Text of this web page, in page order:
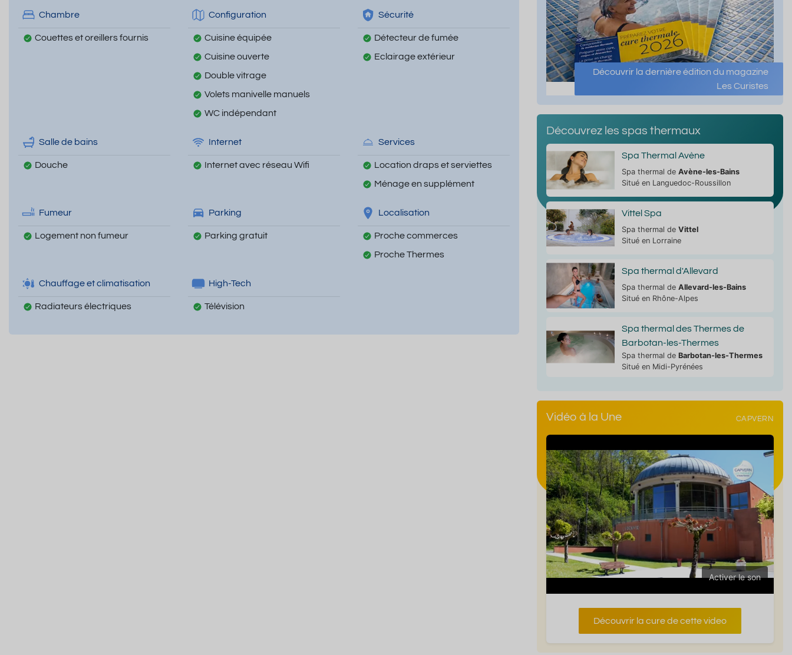
Chambre
Couettes et oreillers fournis
Configuration
Cuisine équipée
Cuisine ouverte
Double vitrage
Volets manivelle manuels
WC indépendant
Sécurité
Détecteur de fumée
Eclairage extérieur
Salle de bains
Douche
Internet
Internet avec réseau Wifi
Services
Location draps et serviettes
Ménage en supplément
Fumeur
Logement non fumeur
Parking
Parking gratuit
Localisation
Proche commerces
Proche Thermes
Chauffage et climatisation
Radiateurs électriques
High-Tech
Télévision
Découvrir la dernière édition du magazine
Les Curistes
Découvrez les spas thermaux
Spa Thermal Avène
Spa thermal de Avène-les-Bains
Situé en Languedoc-Roussillon
Vittel Spa
Spa thermal de Vittel
Situé en Lorraine
Spa thermal d'Allevard
Spa thermal de Allevard-les-Bains
Situé en Rhône-Alpes
Spa thermal des Thermes de
Barbotan-les-Thermes
Spa thermal de Barbotan-les-Thermes
Situé en Midi-Pyrénées
Vidéo à la Une CAPVERN
Activer le son
Découvrir la cure de cette video